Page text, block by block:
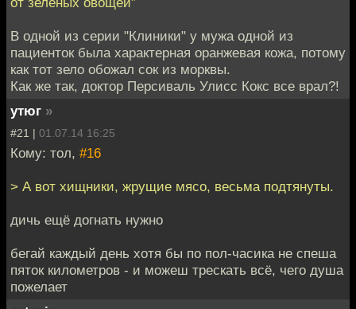
В одной из серии "Клиники" у мужа одной из
пациенток была характерная оранжевая кожа, потому
как тот зело обожал сок из морквы.
Как же так, доктор Персиваль Улисс Кокс все врал?!
утюг »
#21 | 01.07.14 16:25
Кому: тол, #16
> А вот хищники, жрущие мясо, весьма подтянуты.
дичь ещё догнать нужно
бегай каждый день хотя бы по пол-часика не спеша
пяток километров - и можеш трескать всё, чего душа
пожелает